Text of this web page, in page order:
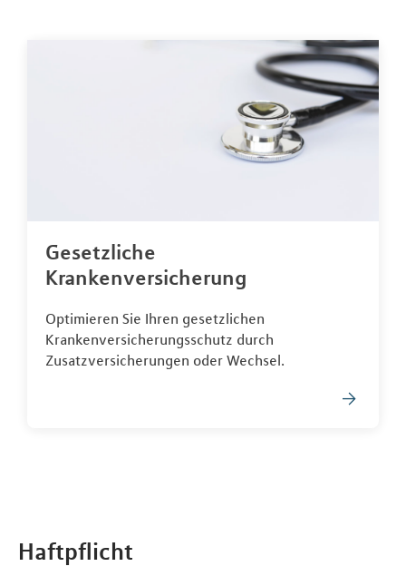
Gesetzliche
Krankenversicherung
Optimieren Sie Ihren gesetzlichen
Krankenversicherungsschutz durch
Zusatzversicherungen oder Wechsel.
Haftpflicht